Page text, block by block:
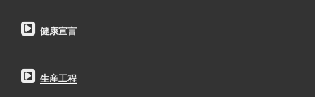
健康宣言
生産工程